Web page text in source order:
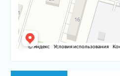
Навигация